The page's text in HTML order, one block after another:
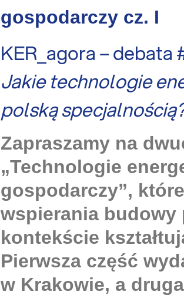
gospodarczy cz. I
KER_agora – debata
Jakie technologie
polską
Zapraszamy na
„Technologie
gospodarczy”,
wspierania budowy
kontekście
Pierwsza część
w Krakowie, a